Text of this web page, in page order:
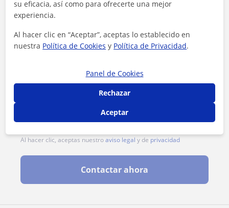
Al hacer clic, aceptas nuestroaviso legal y de privacidad
Contactar ahora
su eficacia, así como para ofrecerte una mejor
experiencia.
Al hacer clic en “Aceptar”, aceptas lo establecido en
nuestra Política de Cookies y Política de Privacidad.
Panel de Cookies
Rechazar
Aceptar